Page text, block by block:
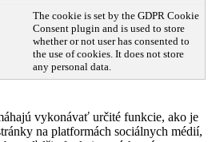
The cookie is set by the GDPR Cookie
Consent plugin and is used to store
whether or not user has consented to
the use of cookies. It does not store
any personal data.
vykonávať určité funkcie, ako je
na platformách sociálnych médií,